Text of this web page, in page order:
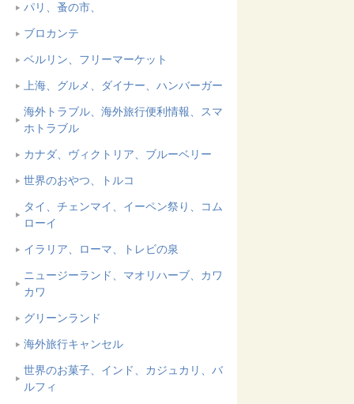
パリ、蚤の市、
ブロカンテ
ベルリン、フリーマーケット
上海、グルメ、ダイナー、ハンバーガー
海外トラブル、海外旅行便利情報、スマ
ホトラブル
カナダ、ヴィクトリア、ブルーベリー
世界のおやつ、トルコ
タイ、チェンマイ、イーペン祭り、コム
ローイ
イラリア、ローマ、トレビの泉
ニュージーランド、マオリハーブ、カワ
カワ
グリーンランド
海外旅行キャンセル
世界のお菓子、インド、カジュカリ、バ
ルフィ